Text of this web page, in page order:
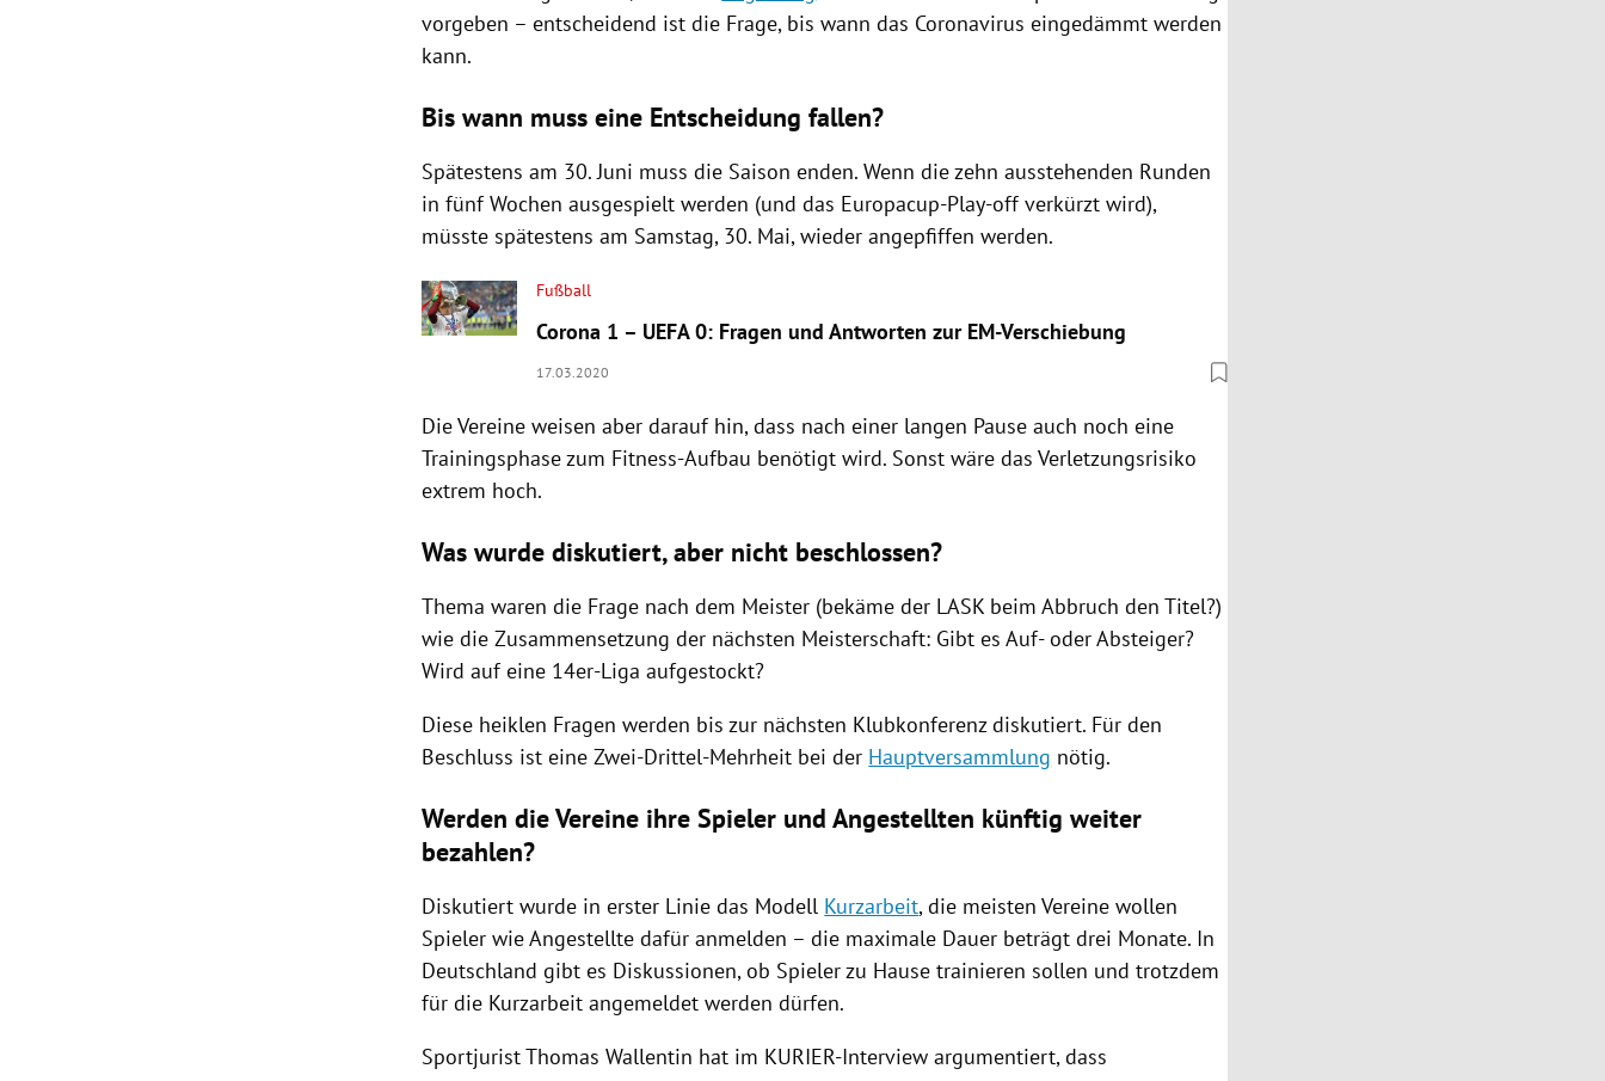
vorgeben – entscheidend ist die Frage, bis wann das Coronavirus eingedämmt werden
kann.
Bis wann muss eine Entscheidung fallen?
Spätestens am 30. Juni muss die Saison enden. Wenn die zehn ausstehenden Runden
in fünf Wochen ausgespielt werden (und das Europacup-Play-off verkürzt wird),
müsste spätestens am Samstag, 30. Mai, wieder angepfiffen werden.
Fußball
Corona 1 – UEFA 0: Fragen und Antworten zur EM-Verschiebung
17.03.2020
Die Vereine weisen aber darauf hin, dass nach einer langen Pause auch noch eine
Trainingsphase zum Fitness-Aufbau benötigt wird. Sonst wäre das Verletzungsrisiko
extrem hoch.
Was wurde diskutiert, aber nicht beschlossen?
Thema waren die Frage nach dem Meister (bekäme der LASK beim Abbruch den Titel?)
wie die Zusammensetzung der nächsten Meisterschaft: Gibt es Auf- oder Absteiger?
Wird auf eine 14er-Liga aufgestockt?
Diese heiklen Fragen werden bis zur nächsten Klubkonferenz diskutiert. Für den
Beschluss ist eine Zwei-Drittel-Mehrheit bei der Hauptversammlung nötig.
Werden die Vereine ihre Spieler und Angestellten künftig weiter
bezahlen?
Diskutiert wurde in erster Linie das Modell Kurzarbeit, die meisten Vereine wollen
Spieler wie Angestellte dafür anmelden – die maximale Dauer beträgt drei Monate. In
Deutschland gibt es Diskussionen, ob Spieler zu Hause trainieren sollen und trotzdem
für die Kurzarbeit angemeldet werden dürfen.
SportjuristThomas Wallentin hat im KURIER-Interview argumentiert, dass